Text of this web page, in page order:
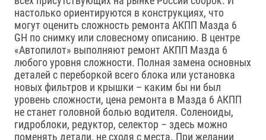
настолько ориентируются в конструкциях, что
могут оценить сложность ремонта АКПП Мазда 6
GH по снимку или словесному описанию. В центре
«Автопилот» выполняют ремонт АКПП Мазда 6
любого уровня сложности. Полная замена основных
деталей с переборкой всего блока или установка
новых фильтров и крышки – каким бы ни был
уровень сложности, цена ремонта в Мазда 6 АКПП
не станет головной болью водителя. Соленоиды,
гидроблоки, редуктор, селектор – здесь можно
поменять детали, не сходя с места. При желании